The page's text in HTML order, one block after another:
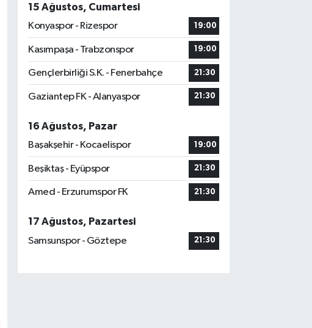
15 Ağustos, Cumartesi
Konyaspor - Rizespor
19:00
Kasımpaşa - Trabzonspor 19:00
Gençlerbirliği S.K. - Fenerbahçe 21:30
Gaziantep FK - Alanyaspor 21:30
16 Ağustos, Pazar
Başakşehir - Kocaelispor
19:00
Beşiktaş - Eyüpspor 21:30
Amed - Erzurumspor FK 21:30
17 Ağustos, Pazartesi
Samsunspor - Göztepe
21:30